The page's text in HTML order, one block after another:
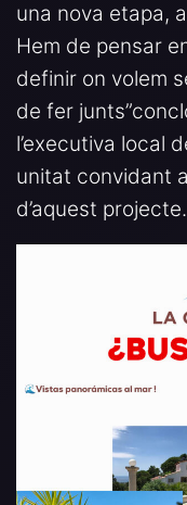
una nova etapa,
Hem de pensar
definir on volem
de fer
l’executiva local
unitat convidant
d’aquest projecte.